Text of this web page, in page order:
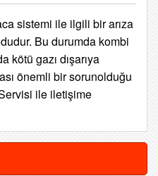
sistemi ile ilgili bir arıza
Bu durumda kombi
kötü gazı dışarıya
önemli bir sorunolduğu
ile iletişime